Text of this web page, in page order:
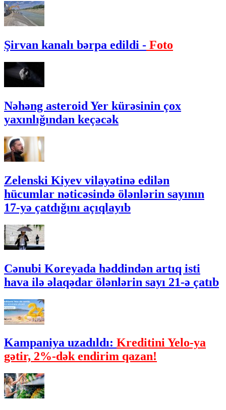
Şirvan kanalı bərpa edildi - Foto
Nəhəng asteroid Yer kürəsinin çox
yaxınlığından keçəcək
Zelenski Kiyev vilayətinə edilən
hücumlar nəticəsində ölənlərin sayının
17-yə çatdığını açıqlayıb
Cənubi Koreyada həddindən artıq isti
hava ilə əlaqədar ölənlərin sayı 21-ə çatıb
Kampaniya uzadıldı: Kreditini Yelo-ya
gətir, 2%-dək endirim qazan!